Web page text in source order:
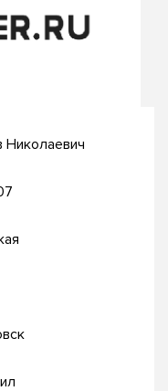
Николаевич